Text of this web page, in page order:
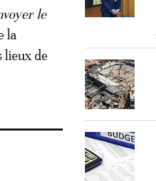
le
la
lieux de